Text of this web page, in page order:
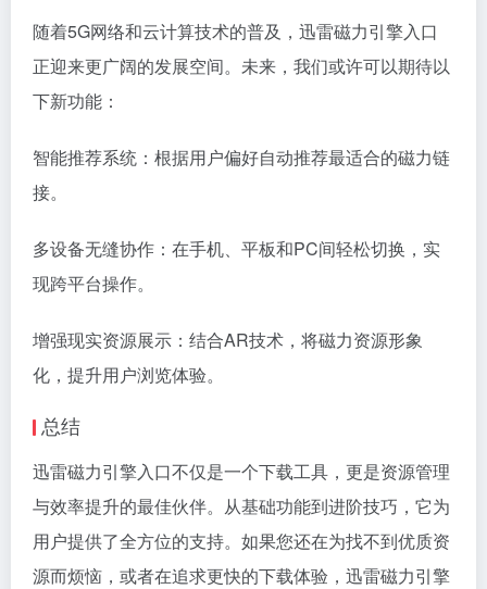
随着5G网络和云计算技术的普及，迅雷磁力引擎入口
正迎来更广阔的发展空间。未来，我们或许可以期待以
下新功能：
智能推荐系统：根据用户偏好自动推荐最适合的磁力链
接。
多设备无缝协作：在手机、平板和PC间轻松切换，实
现跨平台操作。
增强现实资源展示：结合AR技术，将磁力资源形象
化，提升用户浏览体验。
总结
迅雷磁力引擎入口不仅是一个下载工具，更是资源管理
与效率提升的最佳伙伴。从基础功能到进阶技巧，它为
用户提供了全方位的支持。如果您还在为找不到优质资
源而烦恼，或者在追求更快的下载体验，迅雷磁力引擎